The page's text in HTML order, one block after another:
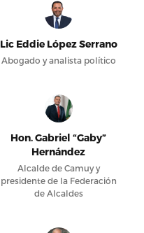
Lic Eddie López Serrano
Abogado y analista político
Hon. Gabriel “Gaby”
Hernández
Alcalde de Camuy y
presidente de la Federación
de Alcaldes